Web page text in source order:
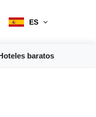
ES
baratos